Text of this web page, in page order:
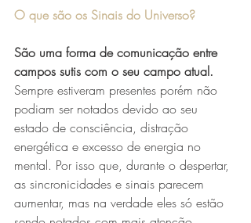
O que são os Sinais do Universo?
São uma forma de comunicação entre
campos sutis com o seu campo atual.
Sempre estiveram presentes porém não
podiam ser notados devido ao seu
estado de consciência, distração
energética e excesso de energia no
mental. Por isso que, durante o despertar,
as sincronicidades e sinais parecem
aumentar, mas na verdade eles só estão